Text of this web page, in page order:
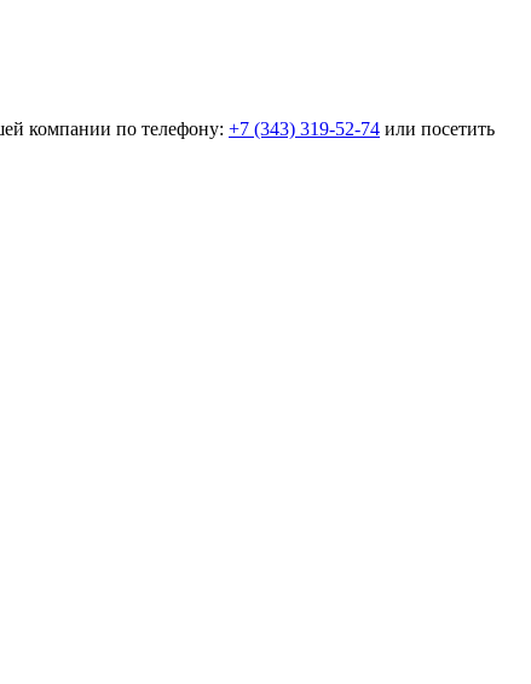
компании по телефону: +7 (343) 319-52-74 или посетить